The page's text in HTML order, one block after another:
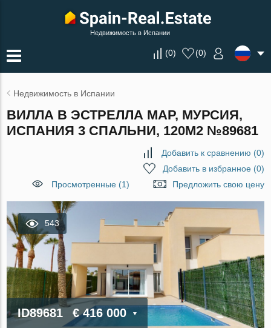
Недвижимость в Испании
(0) (0)
Недвижимость в Испании
ВИЛЛА В ЭСТРЕЛЛА МАР, МУРСИЯ,
ИСПАНИЯ 3 СПАЛЬНИ, 120М2 №89681
Добавить к сравнению (0)
Добавить в избранное(0)
Просмотренные (1)
Предложить свою цену
543
ID89681 € 416 000